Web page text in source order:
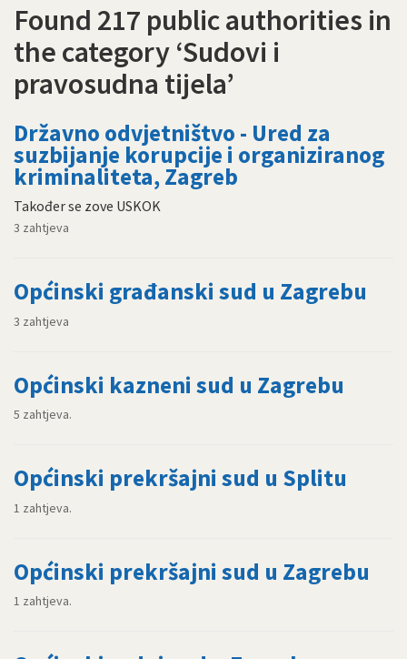
Found 217 public authorities in
the category ‘Sudovi i
pravosudna tijela’
Državno odvjetništvo - Ured za
suzbijanje korupcije i organiziranog
kriminaliteta, Zagreb
Također se zove USKOK
3 zahtjeva
Općinski građanski sud u Zagrebu
3 zahtjeva
Općinski kazneni sud u Zagrebu
5 zahtjeva.
Općinski prekršajni sud u Splitu
1 zahtjeva.
Općinski prekršajni sud u Zagrebu
1 zahtjeva.